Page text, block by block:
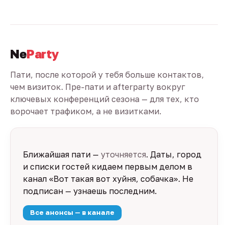
NeParty
Пати, после которой у тебя больше контактов,
чем визиток. Пре-пати и afterparty вокруг
ключевых конференций сезона — для тех, кто
ворочает трафиком, а не визитками.
Ближайшая пати — уточняется. Даты, город
и списки гостей кидаем первым делом в
канал «Вот такая вот хуйня, собачка». Не
подписан — узнаешь последним.
Все анонсы — в канале